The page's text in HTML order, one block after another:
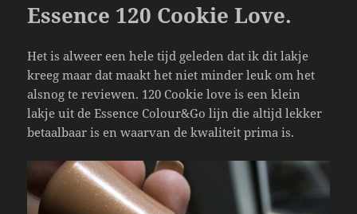
Essence 120 Cookie Love.
Het is alweer een hele tijd geleden dat ik dit lakje
kreeg maar dat maakt het niet minder leuk om het
alsnog te reviewen. 120 Cookie love is een klein
lakje uit de Essence Colour&Go lijn die altijd lekker
betaalbaar is en waarvan de kwaliteit prima is.